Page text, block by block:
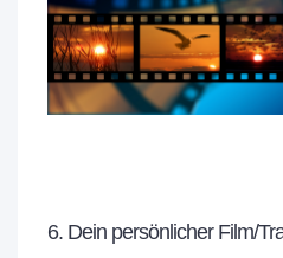
6. Dein persönlicher Film/